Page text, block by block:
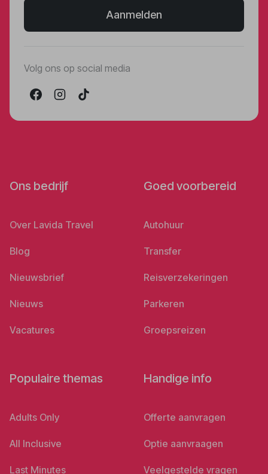
Aanmelden
Volg ons op social media
Ons bedrijf
Over Lavida Travel
Blog
Nieuwsbrief
Nieuws
Vacatures
Goed voorbereid
Autohuur
Transfer
Reisverzekeringen
Parkeren
Groepsreizen
Populaire themas
Adults Only
All Inclusive
Last Minutes
Handige info
Offerte aanvragen
Optie aanvraagen
Veelgestelde vragen